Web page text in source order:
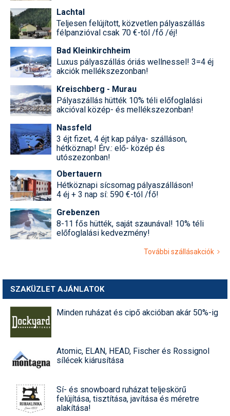
Lachtal
Teljesen felújított, közvetlen pályaszállás
félpanzióval csak 70 €-tól /fő /éj!
Bad Kleinkirchheim
Luxus pályaszállás óriás wellnessel! 3=4 éj
akciók mellékszezonban!
Kreischberg - Murau
Pályaszállás hütték 10% téli előfoglalási
akcióval közép- és mellékszezonban!
Nassfeld
3 éjt fizet, 4 éjt kap pálya- szálláson,
hétköznap! Érv.: elő- közép és
utószezonban!
Obertauern
Hétköznapi sícsomag pályaszálláson!
4 éj + 3 nap sí: 590 €-tól /fő!
Grebenzen
8-11 fős hütték, saját szaunával! 10% téli
előfoglalási kedvezmény!
További szállásakciók
SZAKÜZLET AJÁNLATOK
Minden ruházat és cipő akcióban akár 50%-ig
Atomic, ELAN, HEAD, Fischer és Rossignol
sílécek kiárusítása
Sí- és snowboard ruházat teljeskörű
felújítása, tisztítása, javítása és méretre
alakítása!